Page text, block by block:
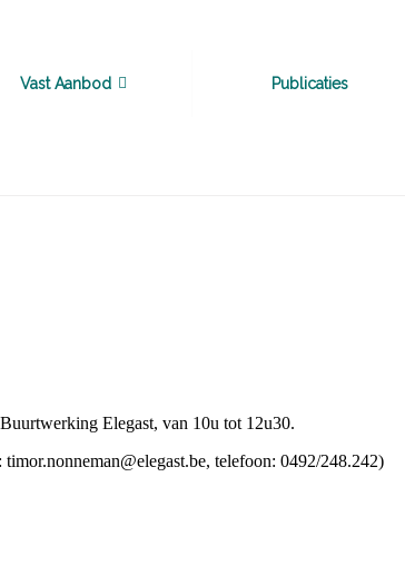
Vast Aanbod Publicaties
Elegast, van 10u tot 12u30.
telefoon: 0492/248.242)